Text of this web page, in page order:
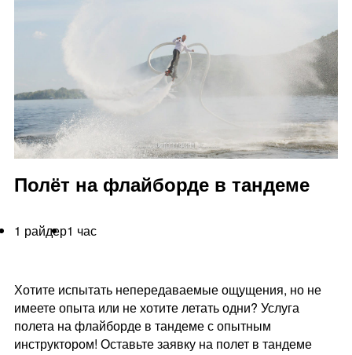
Полёт на флайборде в тандеме
1 райдер1 час
Хотите испытать непередаваемые ощущения, но не
имеете опыта или не хотите летать одни? Услуга
полета на флайборде в тандеме с опытным
инструктором! Оставьте заявку на полет в тандеме